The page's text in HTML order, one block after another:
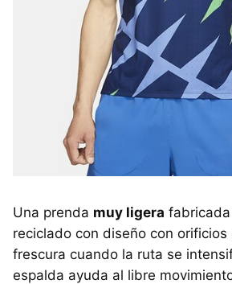
Una prenda muy ligera
reciclado con diseño con orificios
frescura cuando la ruta se
espalda ayuda al libre